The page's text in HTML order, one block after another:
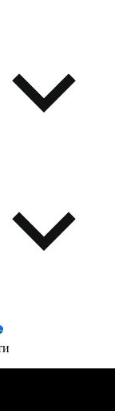
размеров
Новгород,